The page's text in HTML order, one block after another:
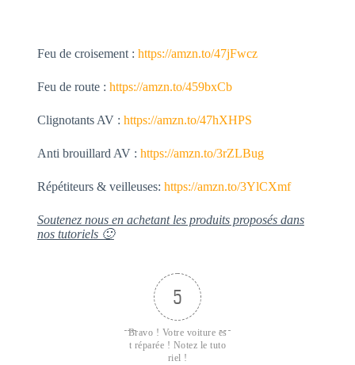
Feu de croisement : https://amzn.to/47jFwcz
Feu de route : https://amzn.to/459bxCb
Clignotants AV : https://amzn.to/47hXHPS
Anti brouillard AV : https://amzn.to/3rZLBug
Répétiteurs & veilleuses: https://amzn.to/3YlCXmf
Soutenez nous en achetant les produits proposés dans
nos tutoriels 🙂
5
Bravo ! Votre voiture es
t réparée ! Notez le tuto
riel !